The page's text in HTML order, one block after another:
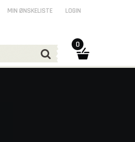
MIN ØNSKELISTE LOGIN
0